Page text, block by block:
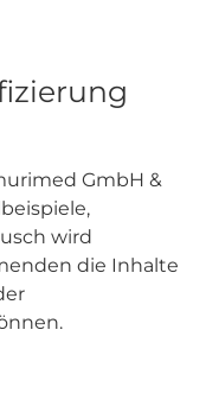
GmbH &
wird
die Inhalte